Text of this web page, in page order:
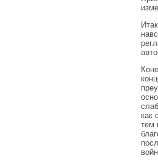
как
тем